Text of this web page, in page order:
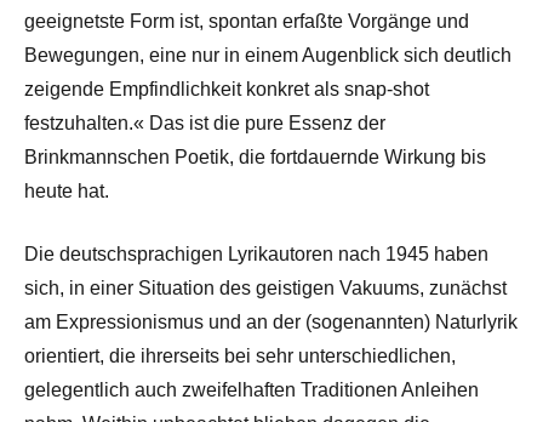
geeignetste Form ist, spontan erfaßte Vorgänge und
Bewegungen, eine nur in einem Augenblick sich deutlich
zeigende Empfindlichkeit konkret als snap-shot
festzuhalten.« Das ist die pure Essenz der
Brinkmannschen Poetik, die fortdauernde Wirkung bis
heute hat.
Die deutschsprachigen Lyrikautoren nach 1945 haben
sich, in einer Situation des geistigen Vakuums, zunächst
am Expressionismus und an der (sogenannten) Naturlyrik
orientiert, die ihrerseits bei sehr unterschiedlichen,
gelegentlich auch zweifelhaften Traditionen Anleihen